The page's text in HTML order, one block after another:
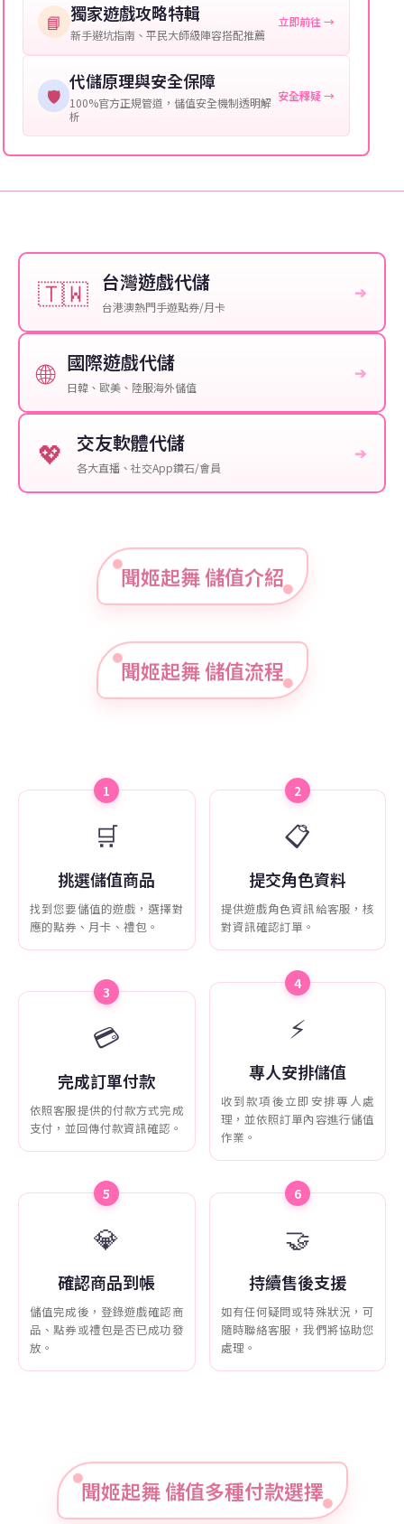
📘 獨家遊戲攻略特輯
新手避坑指南、平民大師級陣容搭配推薦
立即前往 →
🛡️
代儲原理與安全保障
100%官方正規管道，儲值安全機制透明解
析
安全釋疑 →
🇹🇼 台灣遊戲代儲
台港澳熱門手遊點券/月卡
➔
🌐 國際遊戲代儲
日韓、歐美、陸服海外儲值
➔
💖 交友軟體代儲
各大直播、社交App鑽石/會員
➔
聞姬起舞 儲值介紹
聞姬起舞 儲值流程
1
🛒
挑選儲值商品
找到您要儲值的遊戲，選擇對
應的點券、月卡、禮包。
2
📋
提交角色資料
提供遊戲角色資訊給客服，核
對資訊確認訂單。
3
💳
完成訂單付款
依照客服提供的付款方式完成
支付，並回傳付款資訊確認。
4
⚡
專人安排儲值
收到款項後立即安排專人處
理，並依照訂單內容進行儲值
作業。
5
💎
確認商品到帳
儲值完成後，登錄遊戲確認商
品、點券或禮包是否已成功發
放。
6
🤝
持續售後支援
如有任何疑問或特殊狀況，可
隨時聯絡客服，我們將協助您
處理。
聞姬起舞 儲值多種付款選擇